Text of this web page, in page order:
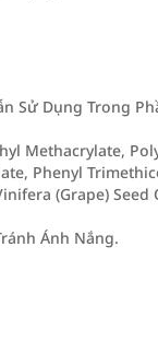
Sử Dụng Trong
Methacrylate,
Phenyl
(Grape) Seed
Ánh Nắng.